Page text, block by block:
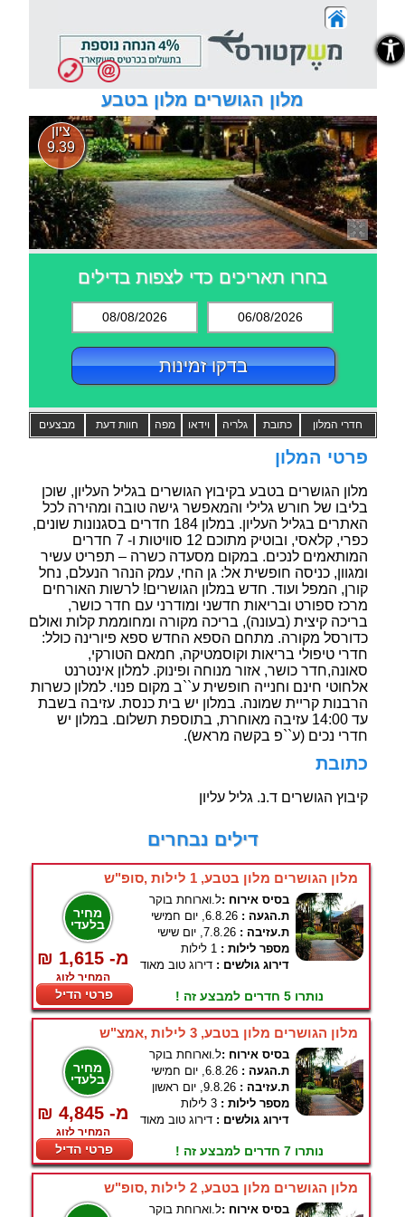
מלון הגושרים מלון בטבע
ציון
9.39
בחרו תאריכים כדי לצפות בדילים
08/08/2026 06/08/2026
בדקו זמינות
מבצעים חוות דעת מפה וידאו גלריה כתובת חדרי המלון
פרטי המלון
מלון הגושרים בטבע בקיבוץ הגושרים בגליל העליון, שוכן
בליבו של חורש גלילי והמאפשר גישה טובה ומהירה לכל
האתרים בגליל העליון. במלון 184 חדרים בסגנונות שונים,
כפרי, קלאסי, ובוטיק מתוכם 12 סוויטות ו- 7 חדרים
המותאמים לנכים. במקום מסעדה כשרה – תפריט עשיר
ומגוון, כניסה חופשית אל: גן החי, עמק הנהר הנעלם, נחל
קורן, המפל ועוד. חדש במלון הגושרים! לרשות האורחים
מרכז ספורט ובריאות חדשני ומודרני עם חדר כושר,
בריכה קיצית (בעונה), בריכה מקורה ומחוממת קלות ואולם
כדורסל מקורה. מתחם הספא החדש ספא פיורינה כולל:
חדרי טיפולי בריאות וקוסמטיקה, חמאם הטורקי,
סאונה,חדר כושר, אזור מנוחה ופינוק. למלון אינטרנט
אלחוטי חינם וחנייה חופשית ע``ב מקום פנוי. למלון כשרות
הרבנות קריית שמונה. במלון יש בית כנסת. עזיבה בשבת
עד 14:00 עזיבה מאוחרת, בתוספת תשלום. במלון יש
חדרי נכים (ע``פ בקשה מראש).
כתובת
קיבוץ הגושרים ד.נ. גליל עליון
דילים נבחרים
מלון הגושרים מלון בטבע, 1 לילות ,סופ"ש
מחיר
בלעדי
₪ 1,615 -מ
המחיר לזוג
פרטי הדיל
בסיס אירוח :ל.וארוחת בוקר
ת.הגעה : 6.8.26, יום חמישי
ת.עזיבה : 7.8.26, יום שישי
מספר לילות : 1 לילות
דירוג גולשים : דירוג טוב מאוד
נותרו 5 חדרים למבצע זה !
מלון הגושרים מלון בטבע, 3 לילות ,אמצ"ש
מחיר
בלעדי
₪ 4,845 -מ
המחיר לזוג
פרטי הדיל
בסיס אירוח :ל.וארוחת בוקר
ת.הגעה : 6.8.26, יום חמישי
ת.עזיבה : 9.8.26, יום ראשון
מספר לילות : 3 לילות
דירוג גולשים : דירוג טוב מאוד
נותרו 7 חדרים למבצע זה !
מלון הגושרים מלון בטבע, 2 לילות ,סופ"ש
בסיס אירוח :ל.וארוחת בוקר
נגישות
נגישות